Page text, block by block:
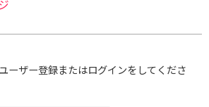
ーザー登録またはログインをしてくださ